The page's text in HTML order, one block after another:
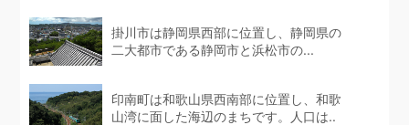
掛川市は静岡県西部に位置し、静岡県の
二大都市である静岡市と浜松市の...
印南町は和歌山県西南部に位置し、和歌
山湾に面した海辺のまちです。人口は...